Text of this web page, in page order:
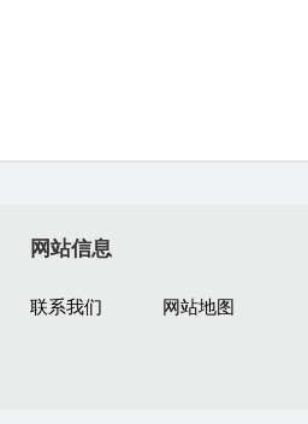
网站信息
联系我们 网站地图